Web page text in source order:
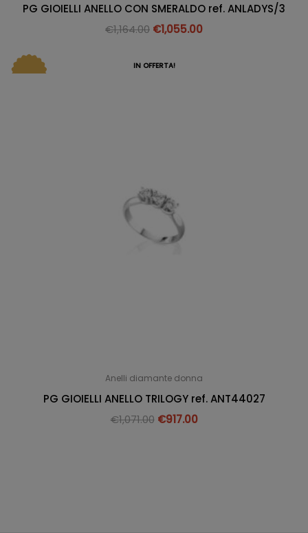
PG GIOIELLI ANELLO CON SMERALDO ref. ANLADYS/3
€1,164.00 €1,055.00
IN OFFERTA!
Anelli diamante donna
PG GIOIELLI ANELLO TRILOGY ref. ANT44027
€1,071.00 €917.00